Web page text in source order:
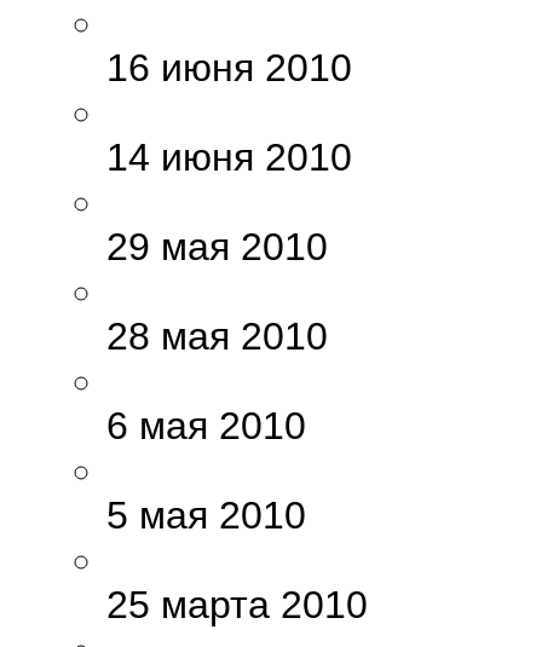
16 июня 2010
14 июня 2010
29 мая 2010
28 мая 2010
6 мая 2010
5 мая 2010
25 марта 2010